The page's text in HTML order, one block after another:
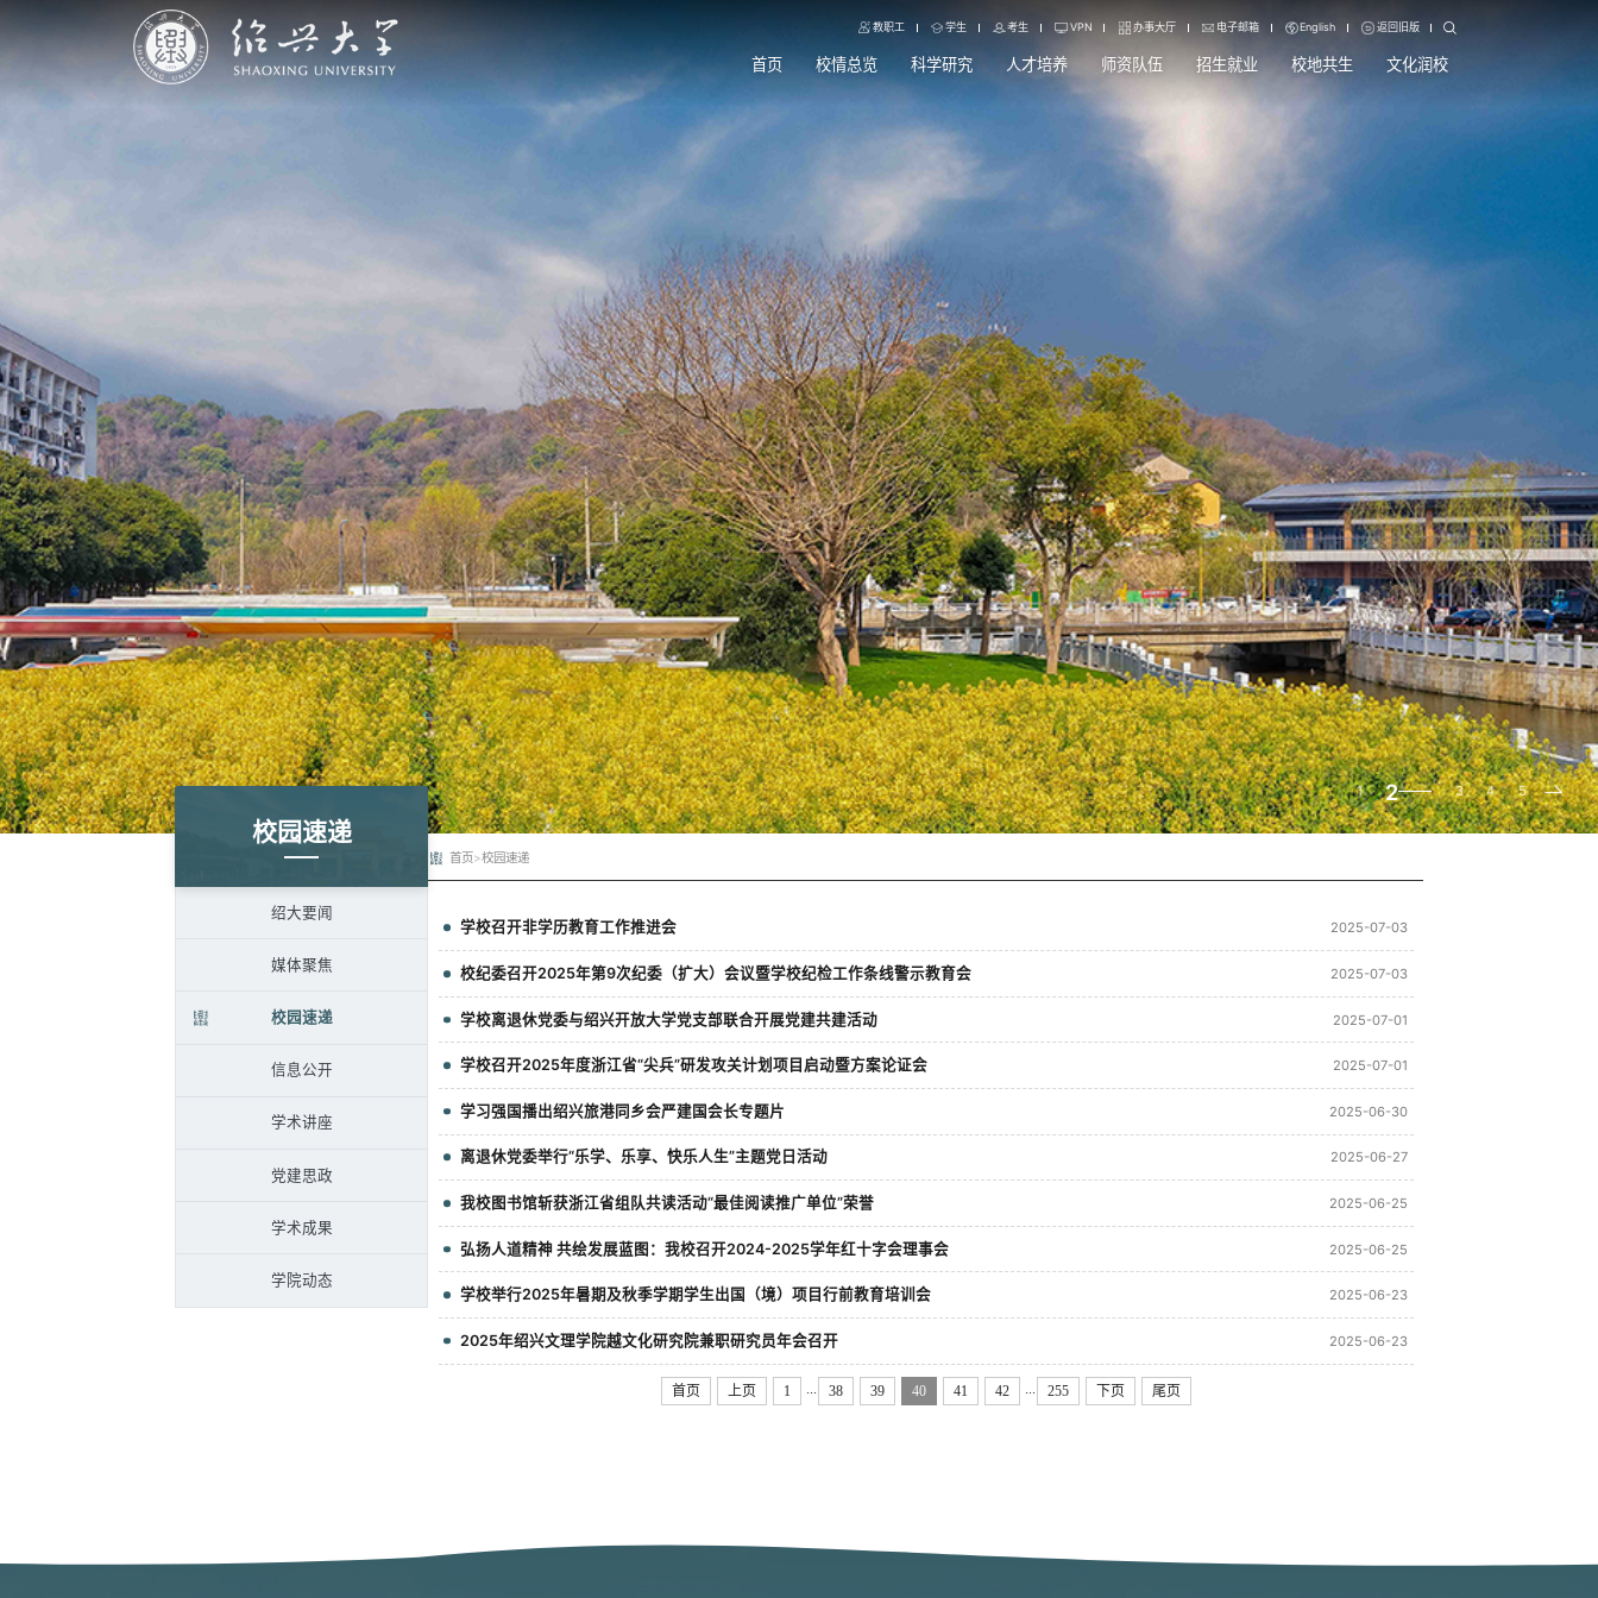
教职工 学生 考生 VPN 办事大厅 电子邮箱 English 返回旧版
首页 校情总览 科学研究 人才培养 师资队伍 招生就业 校地共生 文化润校
1 2 3 4 5
校园速递
绍大要闻
媒体聚焦
校园速递
信息公开
学术讲座
党建思政
学术成果
学院动态
首页>校园速递
学校召开非学历教育工作推进会 2025-07-03
校纪委召开2025年第9次纪委（扩大）会议暨学校纪检工作条线警示教育会 2025-07-03
学校离退休党委与绍兴开放大学党支部联合开展党建共建活动 2025-07-01
学校召开2025年度浙江省“尖兵”研发攻关计划项目启动暨方案论证会 2025-07-01
学习强国播出绍兴旅港同乡会严建国会长专题片 2025-06-30
离退休党委举行“乐学、乐享、快乐人生”主题党日活动 2025-06-27
我校图书馆斩获浙江省组队共读活动“最佳阅读推广单位”荣誉 2025-06-25
弘扬人道精神 共绘发展蓝图：我校召开2024-2025学年红十字会理事会 2025-06-25
学校举行2025年暑期及秋季学期学生出国（境）项目行前教育培训会 2025-06-23
2025年绍兴文理学院越文化研究院兼职研究员年会召开 2025-06-23
首页 上页 1 ... 38 39 40 41 42 ... 255 下页 尾页